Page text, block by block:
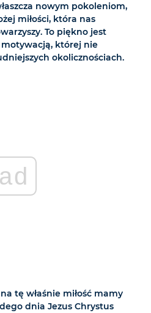
nowym pokoleniom,
miłości, która nas
To piękno jest
której nie
okolicznościach.
ad
tę właśnie miłość mamy
dnia Jezus Chrystus